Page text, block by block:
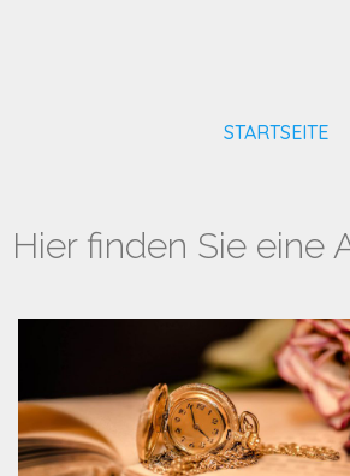
STARTSEITE
Hier finden Sie eine